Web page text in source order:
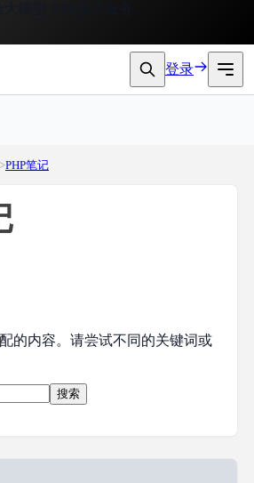
登录
>PHP笔记
的内容。请尝试不同的关键词或
搜索